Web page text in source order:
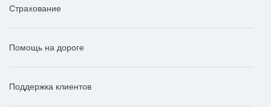
Страхование
Помощь на дороге
Поддержка клиентов